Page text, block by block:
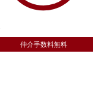
仲介手数料無料